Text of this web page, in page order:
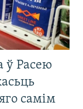
ў Расею
самім